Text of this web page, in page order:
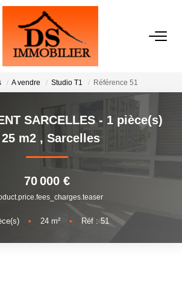
ACHATS
ESTIMATION
GESTION
NOTRE AGENCE
RECRUTEMENT
A vendre Studio T1 Référence 51
SARCELLES - 1 pièce(s)
m2 , Sarcelles
70 000 €
• 24 m² • Réf : 51